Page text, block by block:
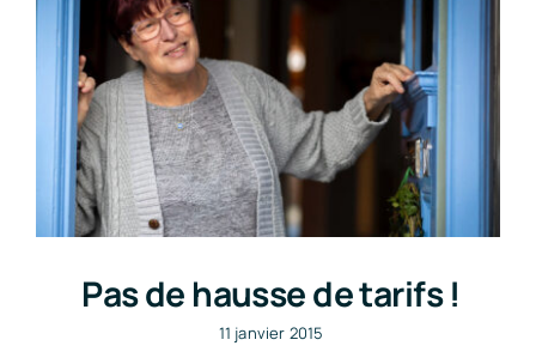
Pas de hausse de tarifs !
11 janvier 2015